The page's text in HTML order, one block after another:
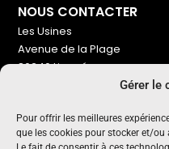
Gérer le
Pour offrir les meilleures
que les cookies pour stocker et/
NOUS CONTACTER
Les Usines
Avenue de la Plage
86240 Ligugé
NOUS SOUTENIR
Pour maintenir un média